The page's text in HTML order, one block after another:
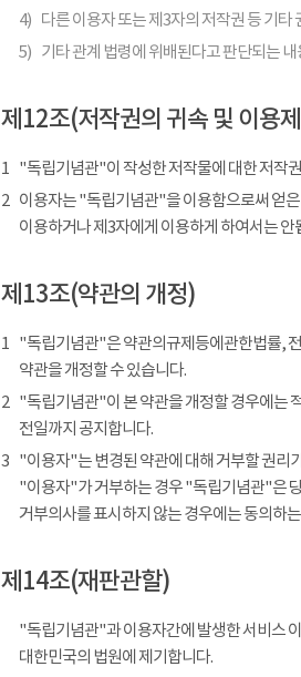
4) 다른 이용자 또는 제3자의 저작권 등 기타
5) 기타 관계 법령에 위배된다고 판단되는 내
제12조(저작권의 귀속 및 이용
1 "독립기념관"이 작성한 저작물에 대한 저작
2 이용자는 "독립기념관"을 이용함으로써 얻
이용하거나 제3자에게 이용하게 하여서는 안
제13조(약관의 개정)
1 "독립기념관"은 약관의규제등에관한법률,
약관을 개정할 수 있습니다.
2 "독립기념관"이 본 약관을 개정할 경우에는
전일까지 공지합니다.
3 "이용자"는 변경된 약관에 대해 거부할 권리
"이용자"가 거부하는 경우 "독립기념관"은
거부의사를 표시하지 않는 경우에는 동의하
제14조(재판관할)
"독립기념관"과 이용자간에 발생한 서비스
대한민국의 법원에 제기합니다.